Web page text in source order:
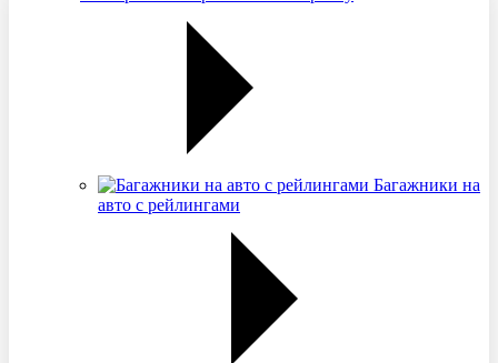
Багажники на
авто с рейлингами